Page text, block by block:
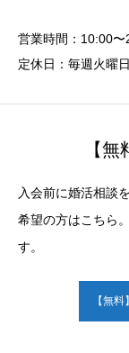
営業時間：10:00
定休日：毎週火曜
【
入会前に婚活相談
希望の方はこちら
す。
【無